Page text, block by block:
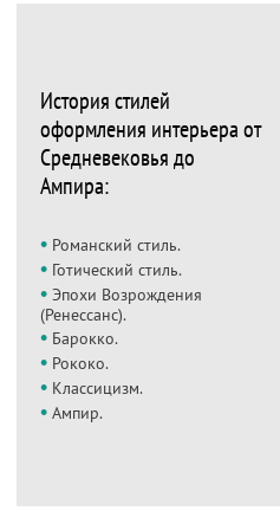
История стилей
оформления интерьера от
Средневековья до
Ампира:
• Романский стиль.
• Готический стиль.
• Эпохи Возрождения
(Ренессанс).
• Барокко.
• Рококо.
• Классицизм.
• Ампир.